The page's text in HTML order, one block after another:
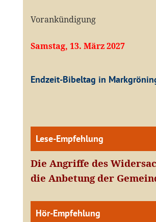
Vorankündigung
Samstag, 13. März 2027
Endzeit-Bibeltag in
Lese-Empfehlung
Die Angriffe des
die Anbetung der
Hör-Empfehlung